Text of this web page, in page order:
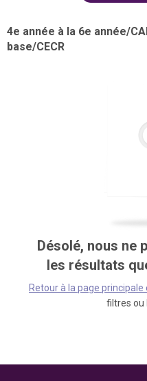
4e année à la 6e année/
base/CECR
Désolé, nous ne
les résultats
Retour à la page principale
filtres ou